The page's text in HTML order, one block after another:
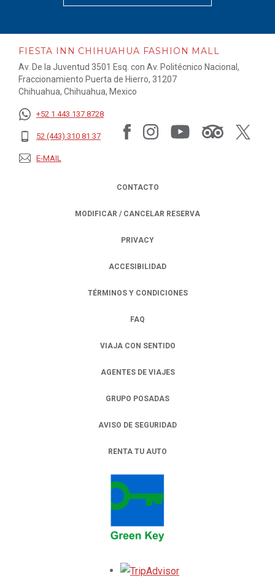
FIESTA INN CHIHUAHUA FASHION MALL
Av. De la Juventud 3501 Esq. con Av. Politécnico Nacional,
Fraccionamiento Puerta de Hierro, 31207
Chihuahua, Chihuahua, Mexico
+52 1 443 137 8728
52 (443) 310 81 37
E-MAIL
CONTACTO
MODIFICAR / CANCELAR RESERVA
PRIVACY
OPENS IN A NEW TAB.
ACCESIBILIDAD
TÉRMINOS Y CONDICIONES
FAQ
VIAJA CON SENTIDO
AGENTES DE VIAJES
GRUPO POSADAS
AVISO DE SEGURIDAD
RENTA TU AUTO
OPENS IN A NEW TAB.